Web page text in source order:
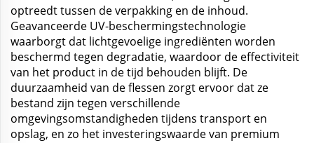
optreedt tussen de verpakking en de inhoud.
Geavanceerde UV-beschermingstechnologie
waarborgt dat lichtgevoelige ingrediënten worden
beschermd tegen degradatie, waardoor de effectiviteit
van het product in de tijd behouden blijft. De
duurzaamheid van de flessen zorgt ervoor dat ze
bestand zijn tegen verschillende
omgevingsomstandigheden tijdens transport en
opslag, en zo het investeringswaarde van premium